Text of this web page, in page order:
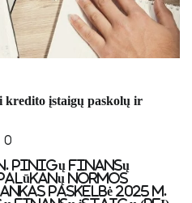
kredito įstaigų paskolų ir
0
pinigų finansų
normos
paskelbė 2025 m.